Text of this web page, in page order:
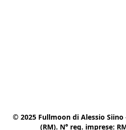
© 2025 Fullmoon di Alessio Siino
(RM). N° reg. imprese: